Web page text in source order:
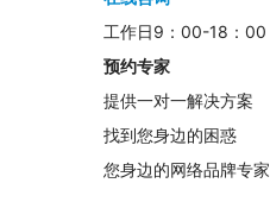
工作日9：00-18：00
预约专家
提供一对一解决方案
找到您身边的困惑
您身边的网络品牌专家